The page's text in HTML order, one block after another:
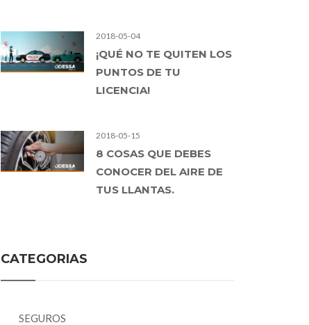
2018-05-04
¡QUÉ NO TE QUITEN LOS
PUNTOS DE TU
LICENCIA!
2018-05-15
8 COSAS QUE DEBES
CONOCER DEL AIRE DE
TUS LLANTAS.
CATEGORIAS
SEGUROS